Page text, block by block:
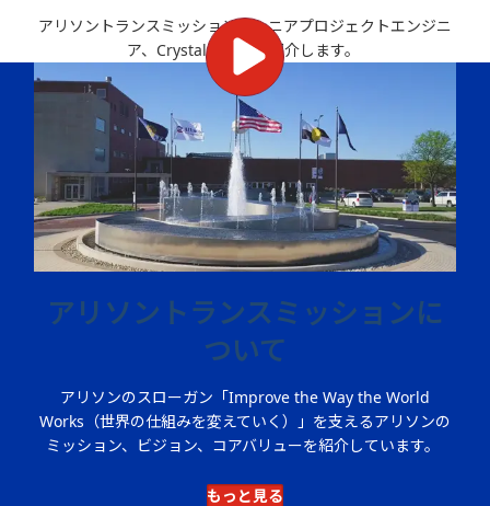
アリソントランスミッションのシニアプロジェクトエンジニ
ア、Crystal Evansを紹介します。
アリソントランスミッションに
ついて
アリソンのスローガン「Improve the Way the World
Works（世界の仕組みを変えていく）」を支えるアリソンの
ミッション、ビジョン、コアバリューを紹介しています。
もっと見る